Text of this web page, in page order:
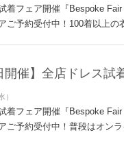
着フェア開催『Bespoke
ご予約受付中！100着以上
開催】全店ドレス試
）
着フェア開催『Bespoke
ご予約受付中！普段はオン